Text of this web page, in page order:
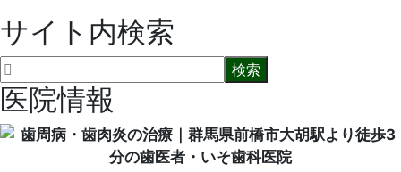
サイト内検索
医院情報